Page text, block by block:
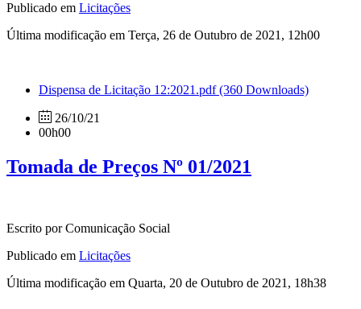
Publicado em Licitações
Última modificação em Terça, 26 de Outubro de 2021, 12h00
Dispensa de Licitação 12:2021.pdf(360 Downloads)
26/10/21
00h00
Tomada de Preços Nº 01/2021
Escrito por Comunicação Social
Publicado em Licitações
Última modificação em Quarta, 20 de Outubro de 2021, 18h38